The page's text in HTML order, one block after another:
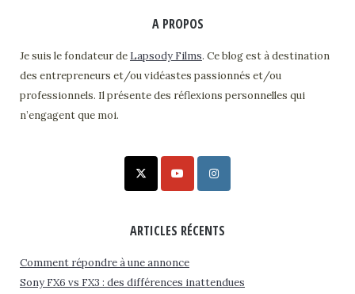
A PROPOS
Je suis le fondateur de Lapsody Films. Ce blog est à destination
des entrepreneurs et/ou vidéastes passionnés et/ou
professionnels. Il présente des réflexions personnelles qui
n’engagent que moi.
ARTICLES RÉCENTS
Comment répondre à une annonce
Sony FX6 vs FX3 : des différences inattendues